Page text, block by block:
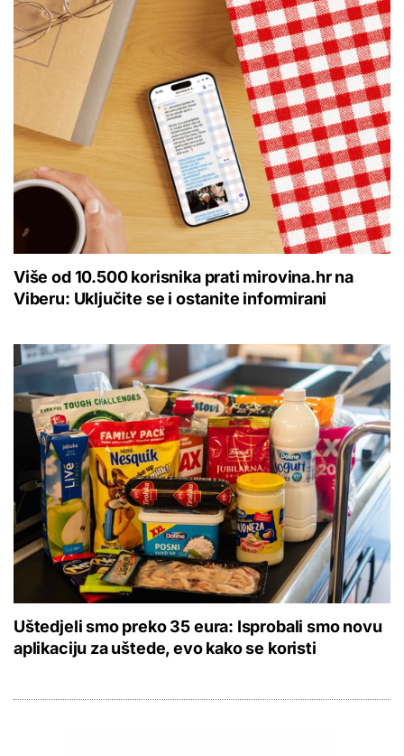
Više od 10.500 korisnika prati mirovina.hr na
Viberu: Uključite se i ostanite informirani
Uštedjeli smo preko 35 eura: Isprobali smo novu
aplikaciju za uštede, evo kako se koristi